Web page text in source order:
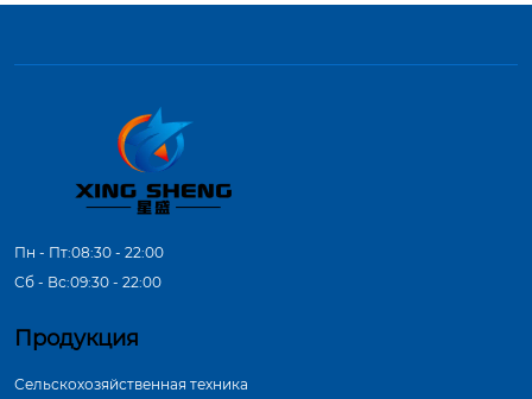
Пн - Пт:08:30 - 22:00
Сб - Вс:09:30 - 22:00
Продукция
Сельскохозяйственная техника